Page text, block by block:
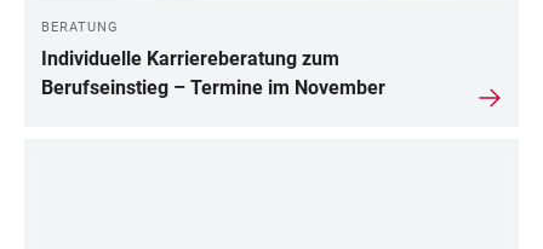
BERATUNG
Individuelle Karriereberatung zum
Berufseinstieg – Termine im November